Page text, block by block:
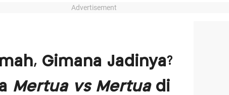
Advertisement
Gimana Jadinya?
Mertua vs Mertuadi